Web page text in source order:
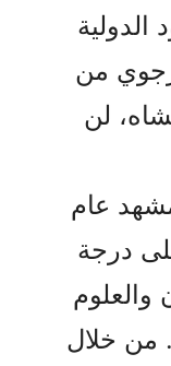
الدولية
رجوي من
لن
عام
حصل على درجة
والعلوم
من خلال